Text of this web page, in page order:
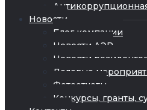
Новости
Блог компании
Новости АЭР
Новости
Деловые
Фотоотчеты
Конкурсы, гранты,